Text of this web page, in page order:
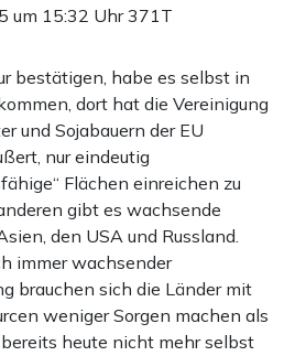
um 15:32 Uhr371T
bestätigen, habe es selbst in
dort hat die Vereinigung
und Sojabauern der EU
nur eindeutig
Flächen einreichen zu
gibt es wachsende
den USA und Russland.
immer wachsender
brauchen sich die Länder mit
weniger Sorgen machen als
heute nicht mehr selbst